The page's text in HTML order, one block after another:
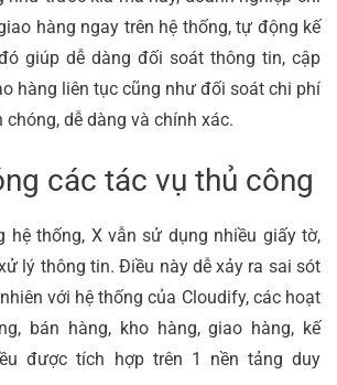
hàng ngay trên hệ thống, tự động kế
giúp dễ dàng đối soát thông tin, cập
hàng liên tục cũng như đối soát chi phí
dễ dàng và chính xác.
các tác vụ thủ công
hệ thống, X vẫn sử dụng nhiều giấy tờ,
lý thông tin. Điều này dễ xảy ra sai sót
với hệ thống của Cloudify, các hoạt
bán hàng, kho hàng, giao hàng, kế
được tích hợp trên 1 nền tảng duy